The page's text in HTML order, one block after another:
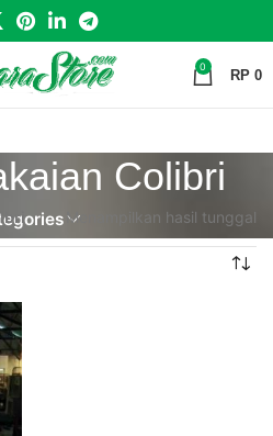
0 RP 0
Colibri
Menampilkan hasil tunggal